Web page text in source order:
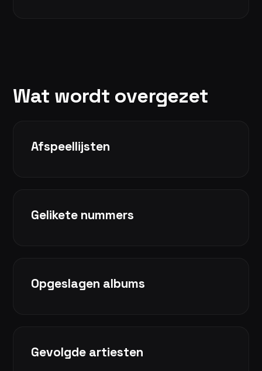
Wat wordt overgezet
Afspeellijsten
Gelikete nummers
Opgeslagen albums
Gevolgde artiesten